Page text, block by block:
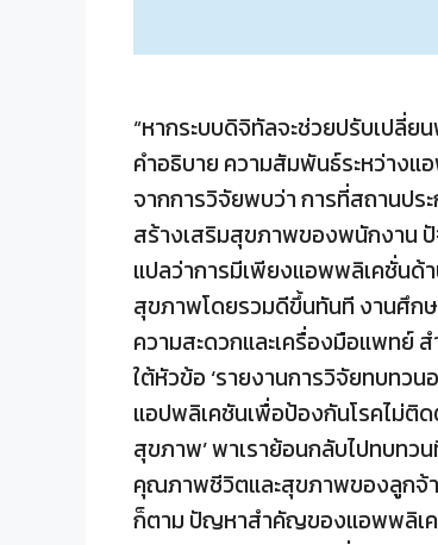
“หากระบบดิจิทัลจะช่วยปรับเปลี่
คำอธิบาย ความสัมพันธ์ระหว่างแ
จากการวิจัยพบว่า การที่สถานปร
สร้างเสริมสุขภาพของพนักงาน
แปลว่าการมีเพียงแอพพลิเคชั่นด้
สุขภาพโดยรวมดีขึ้นทันที งานศึก
ความสะดวกและเครื่องมือแพทย์
ใต้หัวข้อ ‘รายงานการวิจัยทบทวน
แอปพลิเคชันเพื่อป้องกันโรคไม่ติด
สุขภาพ’ พาเราย้อนกลับไปทบทว
คุณภาพชีวิตและสุขภาพของลูกจ้า
ก็ตาม ปัญหาสำคัญของแอพพลิเ